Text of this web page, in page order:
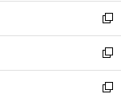
く
で
開
く
ド
ウ
で
開
く
ウ
ィ
ン
ド
ウ
で
し
い
ウ
ィ
ン
ド
新
し
い
ウ
ィ
新
し
い
新